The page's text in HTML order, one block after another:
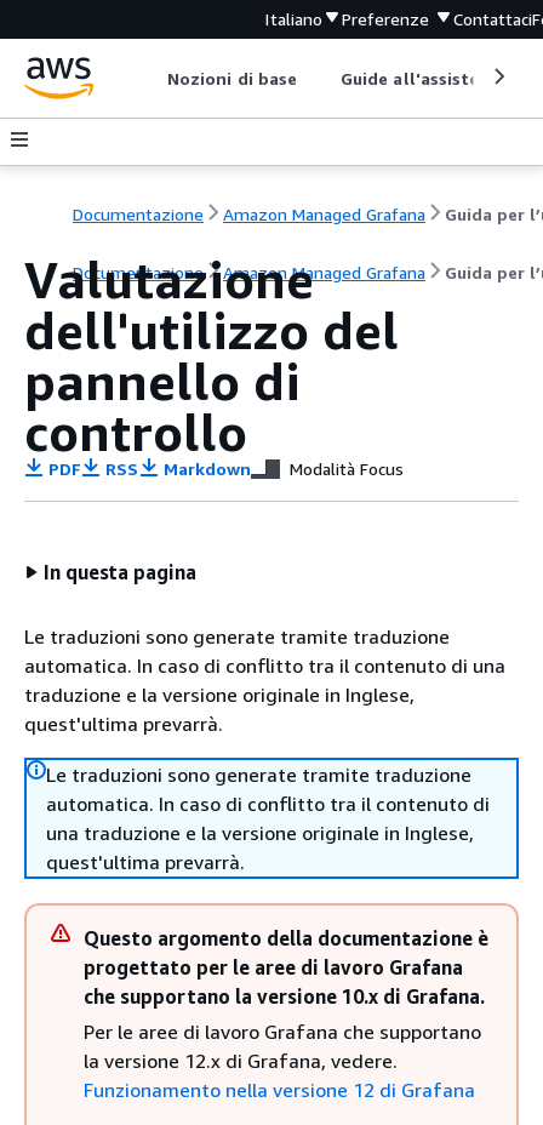
Italiano Preferenze Contattaci
Nozioni di base Guide all'assistenza
Documentazione Amazon Managed Grafana
Documentazione Amazon Managed Grafana Guida per
Valutazione
dell'utilizzo del
pannello di
controllo
PDF RSS Markdown Modalità Focus
In questa pagina
Le traduzioni sono generate tramite traduzione
automatica. In caso di conflitto tra il contenuto di una
traduzione e la versione originale in Inglese,
quest'ultima prevarrà.
Le traduzioni sono generate tramite traduzione
automatica. In caso di conflitto tra il contenuto di
una traduzione e la versione originale in Inglese,
quest'ultima prevarrà.
Questo argomento della documentazione è
progettato per le aree di lavoro Grafana
che supportano la versione 10.x di Grafana.
Per le aree di lavoro Grafana che supportano
la versione 12.x di Grafana, vedere.
Funzionamento nella versione 12 di Grafana